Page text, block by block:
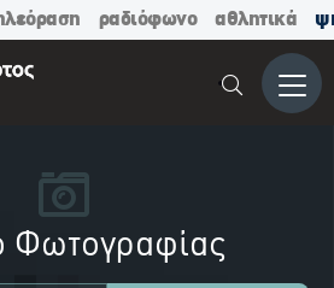
ραδιόφωνο αθλητικά
Μενού
Φωτογραφίας